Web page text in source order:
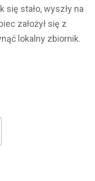
stało, wyszły na
założył się z
lokalny zbiornik.